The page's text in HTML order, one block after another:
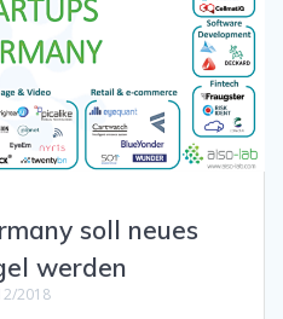
soll neues
werden
2018